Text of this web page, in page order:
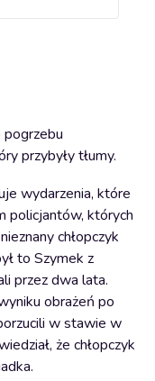
przybyły tłumy.
wydarzenia, które
policjantów, których
chłopczyk
to Szymek z
przez dwa lata.
obrażeń po
w stawie w
że chłopczyk